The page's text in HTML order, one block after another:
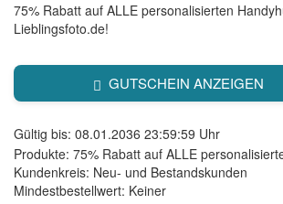
75% Rabatt auf ALLE personalisierten
Lieblingsfoto.de!
GUTSCHEIN ANZEIGEN
Gültig bis: 08.01.2036 23:59:59 Uhr
Produkte: 75% Rabatt auf ALLE
Kundenkreis: Neu- und Bestandskunden
Mindestbestellwert: Keiner